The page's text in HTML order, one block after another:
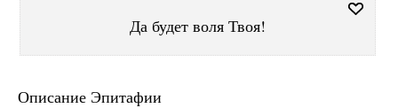
Да будет воля Твоя!
Описание Эпитафии